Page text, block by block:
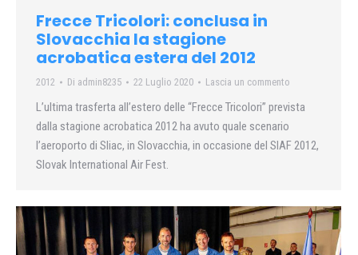
Frecce Tricolori: conclusa in
Slovacchia la stagione
acrobatica estera del 2012
2012 Di admin8235 22 Luglio 2020 Lascia un commento
L’ultima trasferta all’estero delle “Frecce Tricolori” prevista
dalla stagione acrobatica 2012 ha avuto quale scenario
l’aeroporto di Sliac, in Slovacchia, in occasione del SIAF 2012,
Slovak International Air Fest.